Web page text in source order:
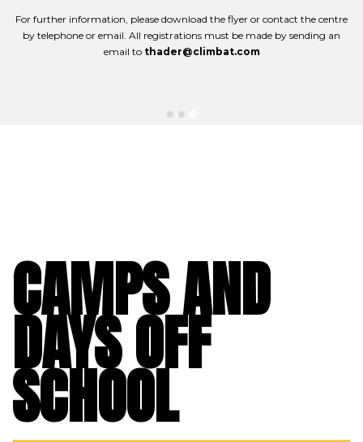
For further information, please download the flyer or contact the centre
by telephone or email. All registrations must be made by sending an
email to thader@climbat.com
CAMPS AND
DAYS OFF
SCHOOL